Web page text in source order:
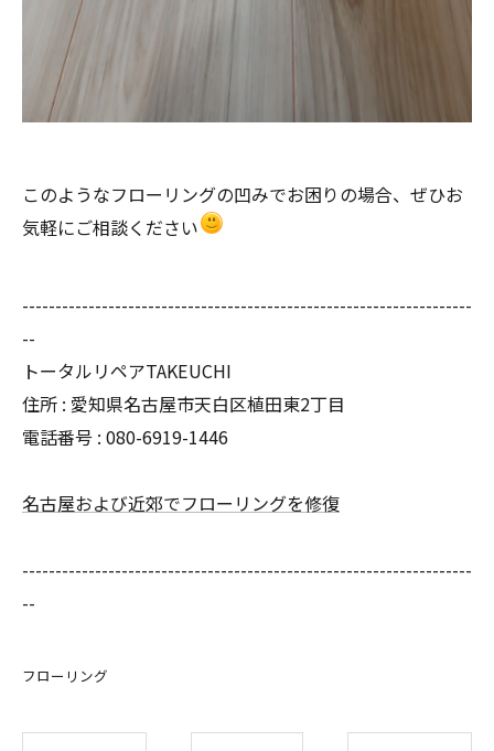
このようなフローリングの凹みでお困りの場合、ぜひお
気軽にご相談ください
--------------------------------------------------------------------
--
トータルリペアTAKEUCHI
住所 : 愛知県名古屋市天白区植田東2丁目
電話番号 : 080-6919-1446
名古屋および近郊でフローリングを修復
--------------------------------------------------------------------
--
フローリング